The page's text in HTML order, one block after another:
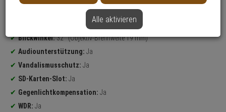
Bullet Kamera, Wärmebild Kamera
Blickwinkel:32° (Objektiv-Brennweite 19 mm)
Audiounterstützung: Ja
Vandalismusschutz: Ja
SD-Karten-Slot: Ja
Gegenlichtkompensation: Ja
WDR: Ja
Alle aktivieren